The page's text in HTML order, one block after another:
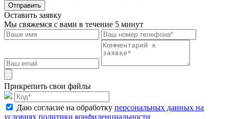
Отправить
Оставить заявку
Мы свяжемся с вами в течение 5 минут
Прикрепить свои файлы
Даю согласие на обработку персональных данных на
условиях политики конфиденциальности